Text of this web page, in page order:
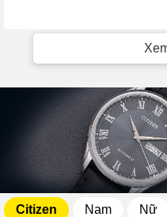
Citizen Nam Nữ